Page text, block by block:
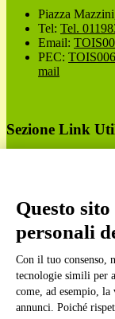
Piazza
Tel: Tel.
Email:
PEC:
mail
Sezione Link
Ufficio
Dichiarazione
Obiettivi di
Gestione
Pagina
Questo
personali
Con il tuo consenso,
tecnologie simili per
come, ad esempio,
annunci. Poiché